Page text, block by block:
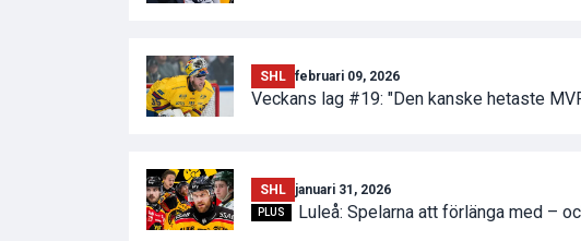
SHL februari 09, 2026
Veckans lag #19: "Den kanske hetaste
SHL januari 31, 2026
PLUS Luleå: Spelarna att förlänga med –